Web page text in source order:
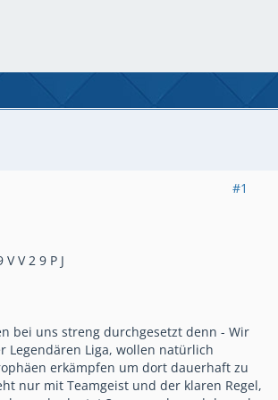
#1
V 2 9 P J
bei uns streng durchgesetzt denn - Wir
Legendären Liga, wollen natürlich
erkämpfen um dort dauerhaft zu
nur mit Teamgeist und der klaren Regel,